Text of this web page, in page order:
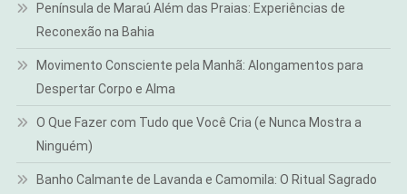
Península de Maraú Além das Praias: Experiências de
Reconexão na Bahia
Movimento Consciente pela Manhã: Alongamentos para
Despertar Corpo e Alma
O Que Fazer com Tudo que Você Cria (e Nunca Mostra a
Ninguém)
Banho Calmante de Lavanda e Camomila: O Ritual Sagrado